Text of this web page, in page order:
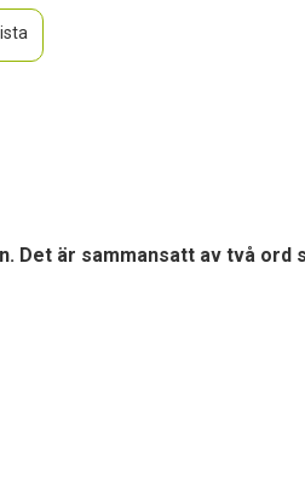
Det är sammansatt av två ord